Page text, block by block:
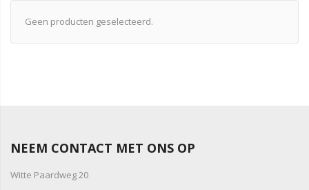
Geen producten geselecteerd.
NEEM CONTACT MET ONS OP
Witte Paardweg 20